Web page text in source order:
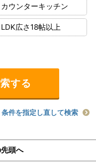
カウンターキッチン
LDK広さ18帖以上
条件を指定し直して検索
頭へ